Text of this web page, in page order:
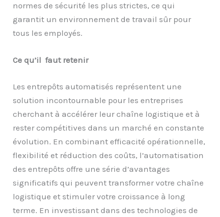
normes de sécurité les plus strictes, ce qui
garantit un environnement de travail sûr pour
tous les employés.
Ce qu’il faut retenir
Les entrepôts automatisés représentent une
solution incontournable pour les entreprises
cherchant à accélérer leur chaîne logistique et à
rester compétitives dans un marché en constante
évolution. En combinant efficacité opérationnelle,
flexibilité et réduction des coûts, l’automatisation
des entrepôts offre une série d’avantages
significatifs qui peuvent transformer votre chaîne
logistique et stimuler votre croissance à long
terme. En investissant dans des technologies de